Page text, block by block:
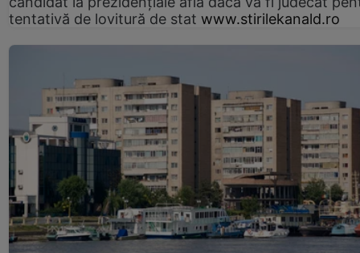
tentativă de lovitură de stat www.stirilekanald.ro